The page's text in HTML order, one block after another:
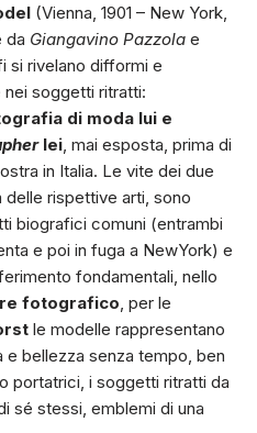
(Vienna, 1901 – New York,
da Giangavino Pazzola e
si rivelano difformi e
soggetti ritratti:
di moda lui e
lei , mai esposta, prima di
in Italia. Le vite dei due
delle rispettive arti, sono
biografici comuni (entrambi
e poi in fuga a NewYork) e
fondamentali, nello
fotografico , per le
le modelle rappresentano
bellezza senza tempo, ben
portatrici, i soggetti ritratti da
sé stessi, emblemi di una